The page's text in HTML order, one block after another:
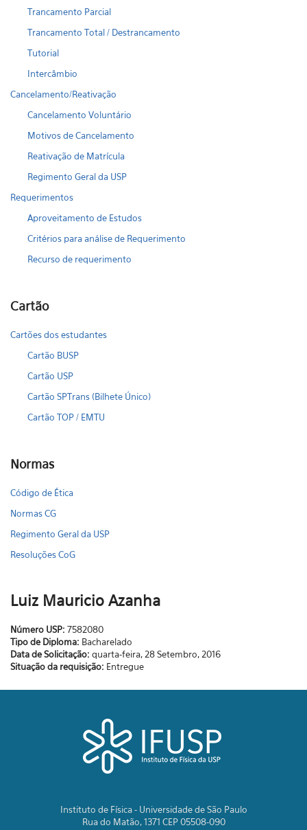
Trancamento Parcial
Trancamento Total / Destrancamento
Tutorial
Intercâmbio
Cancelamento/Reativação
Cancelamento Voluntário
Motivos de Cancelamento
Reativação de Matrícula
Regimento Geral da USP
Requerimentos
Aproveitamento de Estudos
Critérios para análise de Requerimento
Recurso de requerimento
Cartão
Cartões dos estudantes
Cartão BUSP
Cartão USP
Cartão SPTrans (Bilhete Único)
Cartão TOP / EMTU
Normas
Código de Ética
Normas CG
Regimento Geral da USP
Resoluções CoG
Luiz Mauricio Azanha
Número USP: 7582080
Tipo de Diploma: Bacharelado
Data de Solicitação: quarta-feira, 28 Setembro, 2016
Situação da requisição: Entregue
Instituto de Física - Universidade de São Paulo
Rua do Matão, 1371 CEP 05508-090